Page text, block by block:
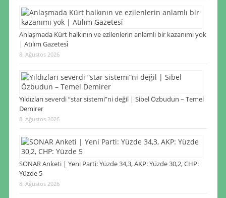
Anlaşmada Kürt halkının ve ezilenlerin anlamlı bir kazanımı yok
| Atılım Gazetesi̇
8. Ağustos 2026
Yıldızları severdi “star sistemi”ni değil | Sibel Özbudun – Temel
Demirer
8. Ağustos 2026
SONAR Anketi | Yeni Parti: Yüzde 34,3, AKP: Yüzde 30,2, CHP:
Yüzde 5
8. Ağustos 2026